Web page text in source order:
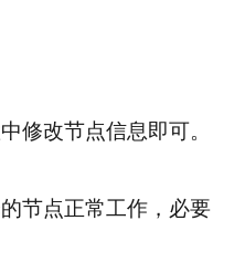
修改节点信息即可。
节点正常工作，必要